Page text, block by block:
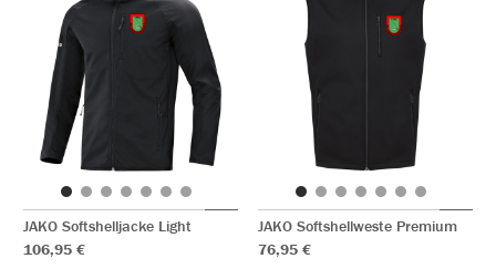
JAKO Softshelljacke Light
106,95 €
JAKO Softshellweste Premium
76,95 €